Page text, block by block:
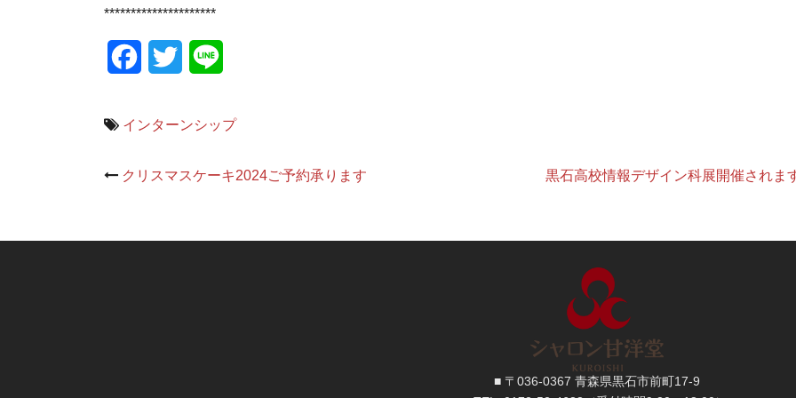
*********************
FacebookTwitter
インターンシップ
Post
クリスマスケーキ2024ご予約承ります 黒石高校情報デザイン科展開催されま
■ 〒036-0367 青森県黒石市前町17-9